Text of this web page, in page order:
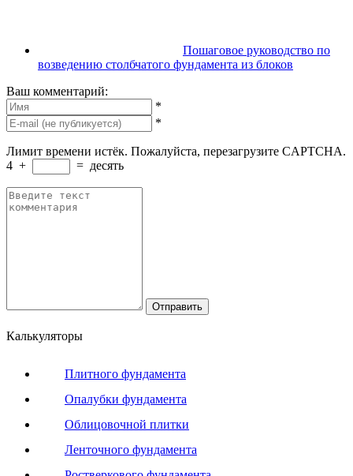
Пошаговое руководство по
возведению столбчатого фундамента из блоков
Ваш комментарий:
*
*
Лимит времени истёк. Пожалуйста, перезагрузите CAPTCHA.
4 + = десять
Калькуляторы
Плитного фундамента
Опалубки фундамента
Облицовочной плитки
Ленточного фундамента